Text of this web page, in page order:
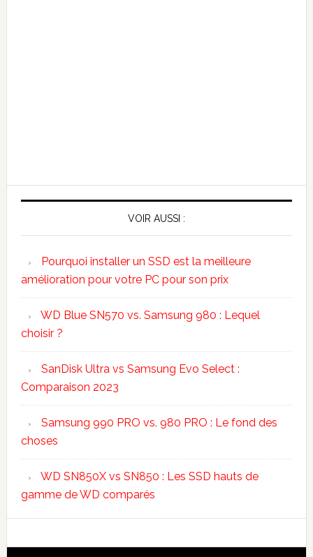
VOIR AUSSI :
Pourquoi installer un SSD est la meilleure
amélioration pour votre PC pour son prix
WD Blue SN570 vs. Samsung 980 : Lequel
choisir ?
SanDisk Ultra vs Samsung Evo Select :
Comparaison 2023
Samsung 990 PRO vs. 980 PRO : Le fond des
choses
WD SN850X vs SN850 : Les SSD hauts de
gamme de WD comparés